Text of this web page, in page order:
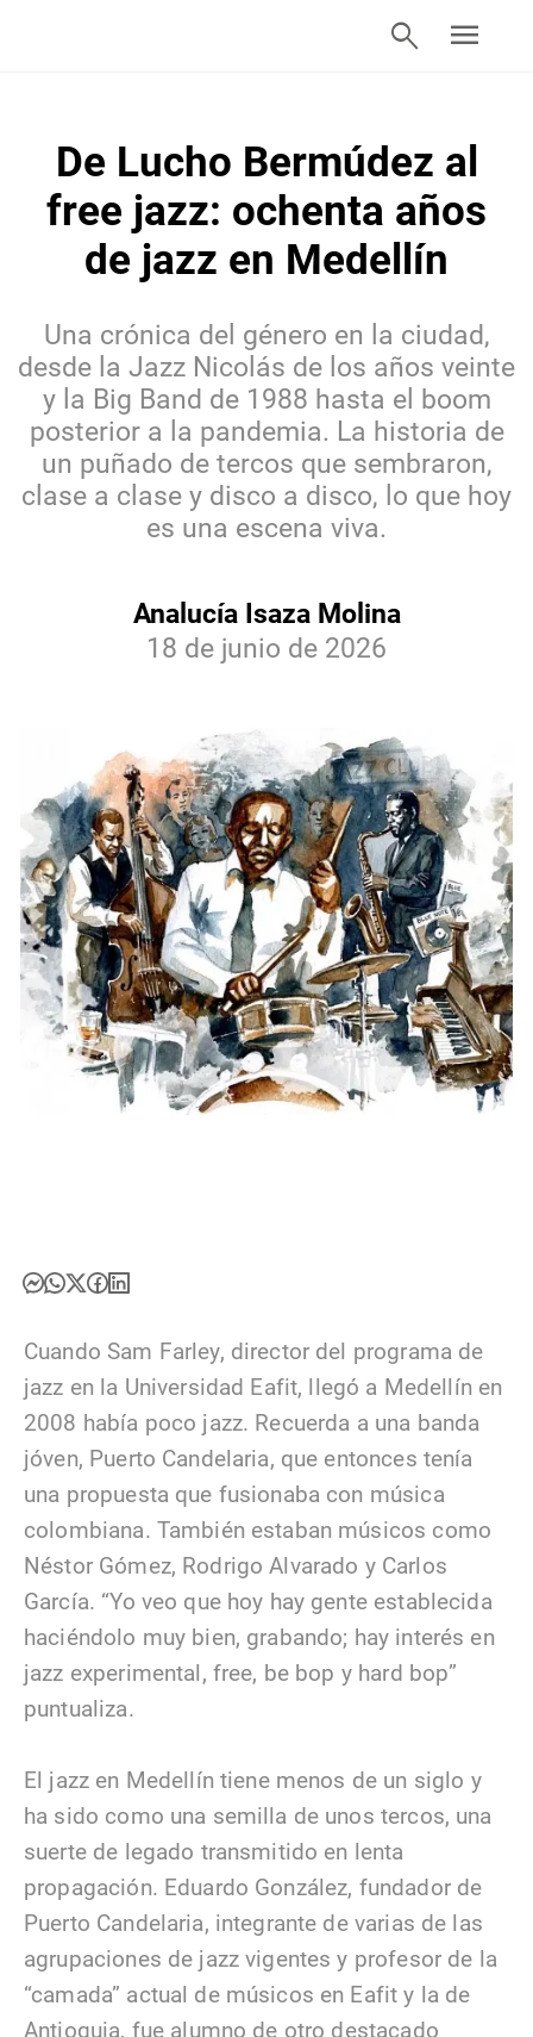
search menu
De Lucho Bermúdez al
free jazz: ochenta años
de jazz en Medellín
Una crónica del género en la ciudad,
desde la Jazz Nicolás de los años veinte
y la Big Band de 1988 hasta el boom
posterior a la pandemia. La historia de
un puñado de tercos que sembraron,
clase a clase y disco a disco, lo que hoy
es una escena viva.
Analucía Isaza Molina
18 de junio de 2026
Cuando Sam Farley, director del programa de
jazz en la Universidad Eafit, llegó a Medellín en
2008 había poco jazz. Recuerda a una banda
jóven, Puerto Candelaria, que entonces tenía
una propuesta que fusionaba con música
colombiana. También estaban músicos como
Néstor Gómez, Rodrigo Alvarado y Carlos
García. “Yo veo que hoy hay gente establecida
haciéndolo muy bien, grabando; hay interés en
jazz experimental, free, be bop y hard bop”
puntualiza.
El jazz en Medellín tiene menos de un siglo y
ha sido como una semilla de unos tercos, una
suerte de legado transmitido en lenta
propagación. Eduardo González, fundador de
Puerto Candelaria, integrante de varias de las
agrupaciones de jazz vigentes y profesor de la
“camada” actual de músicos en Eafit y la de
Antioquia, fue alumno de otro destacado